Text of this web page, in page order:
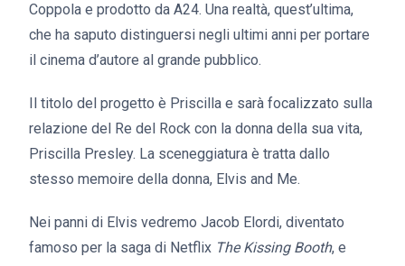
Coppola e prodotto da A24. Una realtà, quest’ultima,
che ha saputo distinguersi negli ultimi anni per portare
il cinema d’autore al grande pubblico.
Il titolo del progetto è Priscilla e sarà focalizzato sulla
relazione del Re del Rock con la donna della sua vita,
Priscilla Presley. La sceneggiatura è tratta dallo
stesso memoire della donna, Elvis and Me.
Nei panni di Elvis vedremo Jacob Elordi, diventato
famoso per la saga di Netflix The Kissing Booth, e